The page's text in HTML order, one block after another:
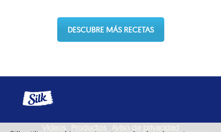
DESCUBRE MÁS RECETAS
Videos Productos Aviso de privacidad